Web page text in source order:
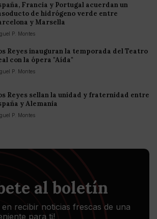
Francia y Portugal acuerdan un
de hidrógeno verde entre
y Marsella
P. Montes
Reyes inauguran la temporada del Teatro
con la ópera "Aída"
P. Montes
Reyes sellan la unidad y fraternidad entre
y Alemania
P. Montes
al boletín
en recibir noticias frescas de una
para ti!